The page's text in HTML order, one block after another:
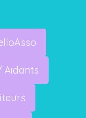
Aidants